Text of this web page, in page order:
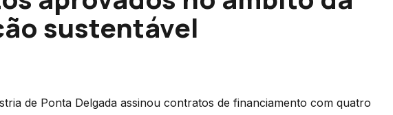
sustentável
de Ponta Delgada assinou contratos de financiamento com quatro